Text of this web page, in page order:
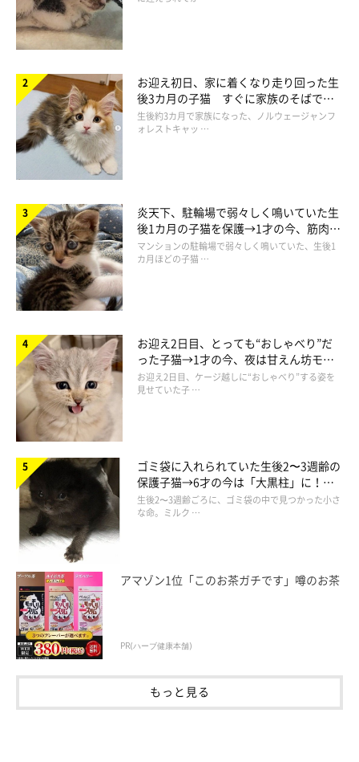
丸山先生
「先述したのとは対象的に、
かけてあげたり、猫の様子を見てかまってあげられる人を、猫は
好む傾向があります。懐かれやすい人は、そうしたことが自然と
できているのかもしれませんね。
猫に好かれるには、猫の嫌がることを基本的にしないようにする
ことが大切です。お手入れなどを嫌がるコもいると思いますが、
お手入れが必要なときには徐々に慣れさせるなど、無理強いしな
いようにしましょう」
ーー懐かれやすい人には、ちゃんと理由があるのですね。
丸山先生
してあげることが大切です。いろいろなお世話をしてくれて、自
分に嫌なことをしない人、自分にとってよいことをしてくれる人
と猫が認識してくれれば、すぐに懐いてくれる
お迎え初日、家に着くなり走り回った生
後3カ月の子猫 すぐに家族のそばで落
ち着く姿に「迎えてよかった」
生後約3カ月で家族になった、ノルウェージャンフ
ォレストキャッ …
炎天下、駐輪場で弱々しく鳴いていた生
後1カ月の子猫を保護→1才の今、筋肉質
でツンデレなコに成長
マンションの駐輪場で弱々しく鳴いていた、生後1
カ月ほどの子猫 …
お迎え2日目、とっても“おしゃべり”だ
った子猫→1才の今、夜は甘えん坊モー
ドになるコに成長！
お迎え2日目、ケージ越しに“おしゃべり”する姿を
見せていた子 …
ゴミ袋に入れられていた生後2〜3週齢の
保護子猫→6才の今は「大黒柱」に！
美しい黒猫に成長した姿にグッとくる
生後2〜3週齢ごろに、ゴミ袋の中で見つかった小さ
な命。ミルク …
アマゾン1位「このお茶ガチです」噂のお茶
PR(ハーブ健康本舗)
もっと見る